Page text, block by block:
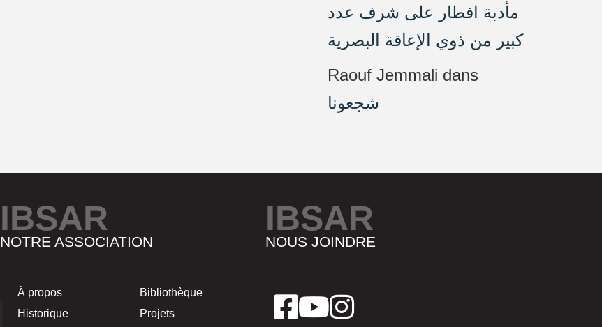
مأدبة افطار على شرف عدد
كبير من ذوي الإعاقة البصرية
Raouf Jemmali dans
شجعونا
IBSAR
NOTRE ASSOCIATION
À propos
Historique
Bibliothèque
Projets
IBSAR
NOUS JOINDRE